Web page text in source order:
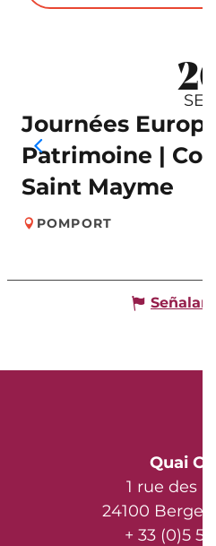
20
SEP.
Journées
Patrimoine |
Saint Mayme
POMPORT
Señalar
Quai
1 rue des
24100
+ 33 (0)5